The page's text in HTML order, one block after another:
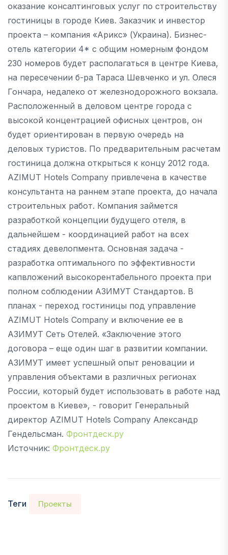
оказание консалтинговых услуг по строительству
гостиницы в городе Киев. Заказчик и инвестор
проекта – компания «Арикс» (Украина). Бизнес-
отель категории 4* с общим номерным фондом
230 номеров будет располагаться в центре Киева,
на пересечении б-ра Тараса Шевченко и ул. Олеся
Гончара, недалеко от железнодорожного вокзала.
Расположенный в деловом центре города с
высокой концентрацией офисных центров, он
будет ориентирован в первую очередь на
деловых туристов. По предварительным расчетам
гостиница должна открыться к концу 2012 года.
AZIMUT Hotels Company привлечена в качестве
консультанта на раннем этапе проекта, до начала
строительных работ. Компания займется
разработкой концепции будущего отеля, в
дальнейшем - координацией работ на всех
стадиях девелопмента. Основная задача -
разработка оптимального по эффективности
капвложений высокорентабельного проекта при
полном соблюдении АЗИМУТ Стандартов. В
планах - переход гостиницы под управление
AZIMUT Hotels Company и включение ее в
АЗИМУТ Сеть Отелей. «Заключение этого
договора – еще один шаг в развитии компании.
АЗИМУТ имеет успешный опыт реновации и
управления объектами в различных регионах
России, который будет использовать в работе над
проектом в Киеве», - говорит Генеральный
директор AZIMUT Hotels Company Александр
Гендельсман. Фронтдеск.ру
Источник: Фронтдеск.ру
Теги Проекты